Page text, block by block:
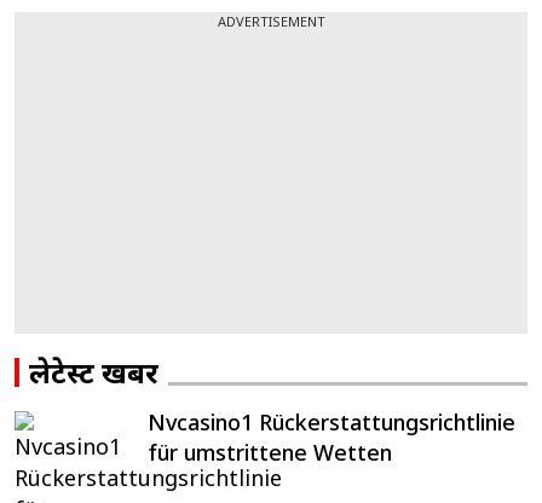
ADVERTISEMENT
लेटेस्ट खबरें
Nvcasino1 Rückerstattungsrichtlinie
für umstrittene Wetten